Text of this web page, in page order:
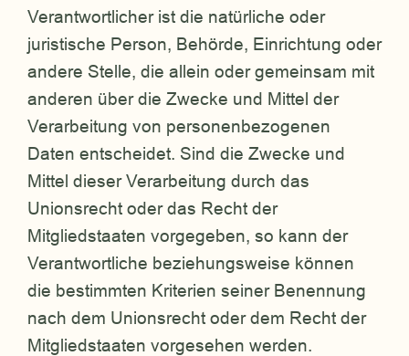
Verantwortlicher ist die natürliche oder
juristische Person, Behörde, Einrichtung oder
andere Stelle, die allein oder gemeinsam mit
anderen über die Zwecke und Mittel der
Verarbeitung von personenbezogenen
Daten entscheidet. Sind die Zwecke und
Mittel dieser Verarbeitung durch das
Unionsrecht oder das Recht der
Mitgliedstaaten vorgegeben, so kann der
Verantwortliche beziehungsweise können
die bestimmten Kriterien seiner Benennung
nach dem Unionsrecht oder dem Recht der
Mitgliedstaaten vorgesehen werden.